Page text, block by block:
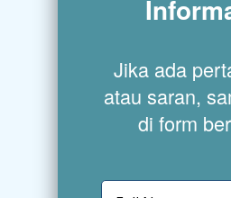
Jika ada
atau saran,
di form